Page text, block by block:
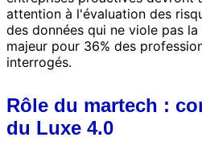
attention à l'évaluation des
des données qui ne viole pas
majeur pour 36% des
interrogés.
Rôle du martech :
du Luxe 4.0